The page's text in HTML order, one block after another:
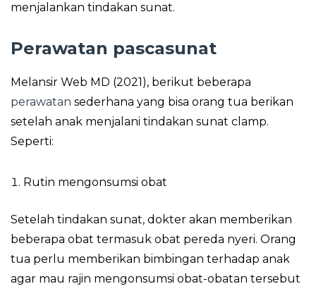
menjalankan tindakan sunat.
Perawatan pascasunat
Melansir Web MD (2021), berikut beberapa
perawatan sederhana yang bisa orang tua berikan
setelah anak menjalani tindakan sunat clamp.
Seperti:
Rutin mengonsumsi obat
Setelah tindakan sunat, dokter akan memberikan
beberapa obat termasuk obat pereda nyeri. Orang
tua perlu memberikan bimbingan terhadap anak
agar mau rajin mengonsumsi obat-obatan tersebut